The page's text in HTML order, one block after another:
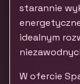
starannie
idealnym
W ofercie